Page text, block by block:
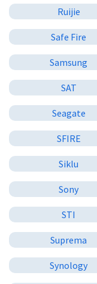
Ruijie
Safe Fire
Samsung
SAT
Seagate
SFIRE
Siklu
Sony
STI
Suprema
Synology